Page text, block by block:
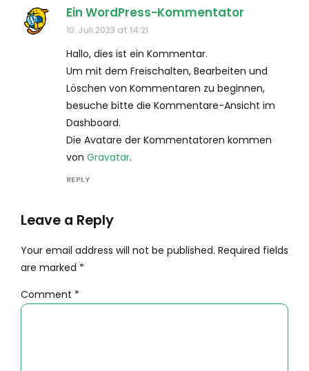
Ein WordPress-Kommentator
10. Juli 2023 at 14:21
Hallo, dies ist ein Kommentar.
Um mit dem Freischalten, Bearbeiten und
Löschen von Kommentaren zu beginnen,
besuche bitte die Kommentare-Ansicht im
Dashboard.
Die Avatare der Kommentatoren kommen
von Gravatar.
REPLY
Leave a Reply
Your email address will not be published. Required fields
are marked *
Comment *